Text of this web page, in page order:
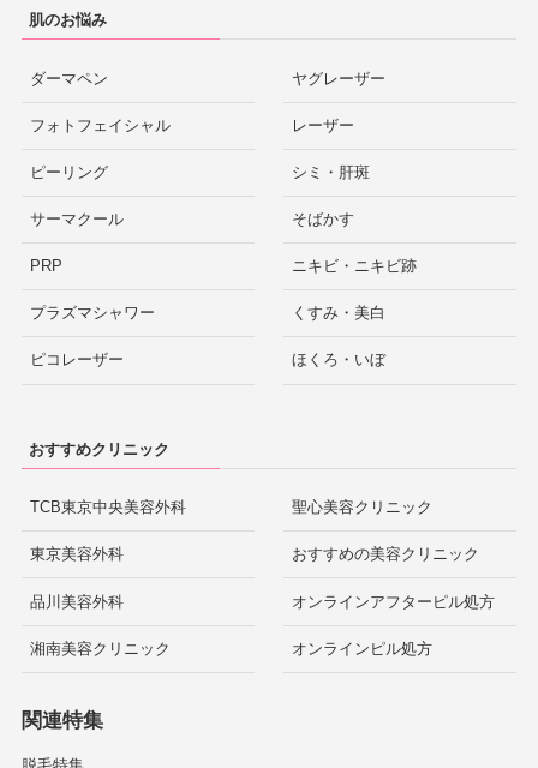
肌のお悩み
ダーマペン
フォトフェイシャル
ピーリング
サーマクール
PRP
プラズマシャワー
ピコレーザー
ヤグレーザー
レーザー
シミ・肝斑
そばかす
ニキビ・ニキビ跡
くすみ・美白
ほくろ・いぼ
おすすめクリニック
TCB東京中央美容外科
東京美容外科
品川美容外科
湘南美容クリニック
聖心美容クリニック
おすすめの美容クリニック
オンラインアフターピル処方
オンラインピル処方
関連特集